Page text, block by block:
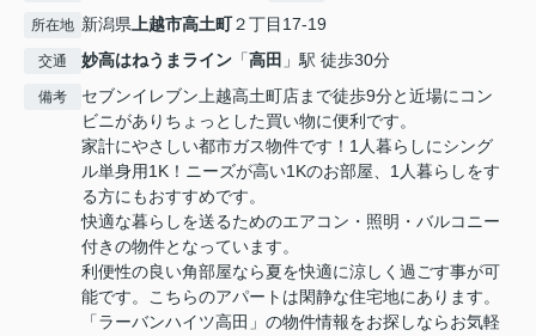
所在地 新潟県上越市高土町２丁目17‐19
交通 妙高はねうまライン 「高田 」駅 徒歩30分
備考
セブンイレブン上越高土町店まで徒歩9分と近場にコン
ビニがありちょっとした買い物に便利です。
家計にやさしい都市ガス物件です！1人暮らしにシング
ル単身用1K！ニーズが高い1Kのお部屋、1人暮らしをす
る方にもおすすめです。
快適な暮らしを送るためのエアコン・照明・バルコニー
付きの物件となっています。
利便性の良い角部屋なら夏を快適に涼しく過ごす事が可
能です。こちらのアパートは閑静な住宅地にあります。
「ラーバンハイツ高田」の物件情報をお探しならお気軽